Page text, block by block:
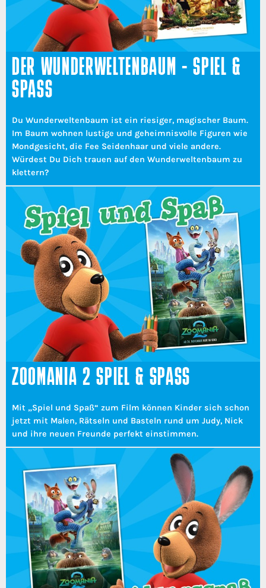
DER WUNDERWELTENBAUM - SPIEL &
SPASS
Du Wunderweltenbaum ist ein riesiger, magischer Baum.
Im Baum wohnen lustige und geheimnisvolle Figuren wie
Mondgesicht, die Fee Seidenhaar und viele andere.
Würdest Du Dich trauen auf den Wunderweltenbaum zu
klettern?
ZOOMANIA 2 SPIEL & SPASS
Mit „Spiel und Spaß“ zum Film können Kinder sich schon
jetzt mit Malen, Rätseln und Basteln rund um Judy, Nick
und ihre neuen Freunde perfekt einstimmen.